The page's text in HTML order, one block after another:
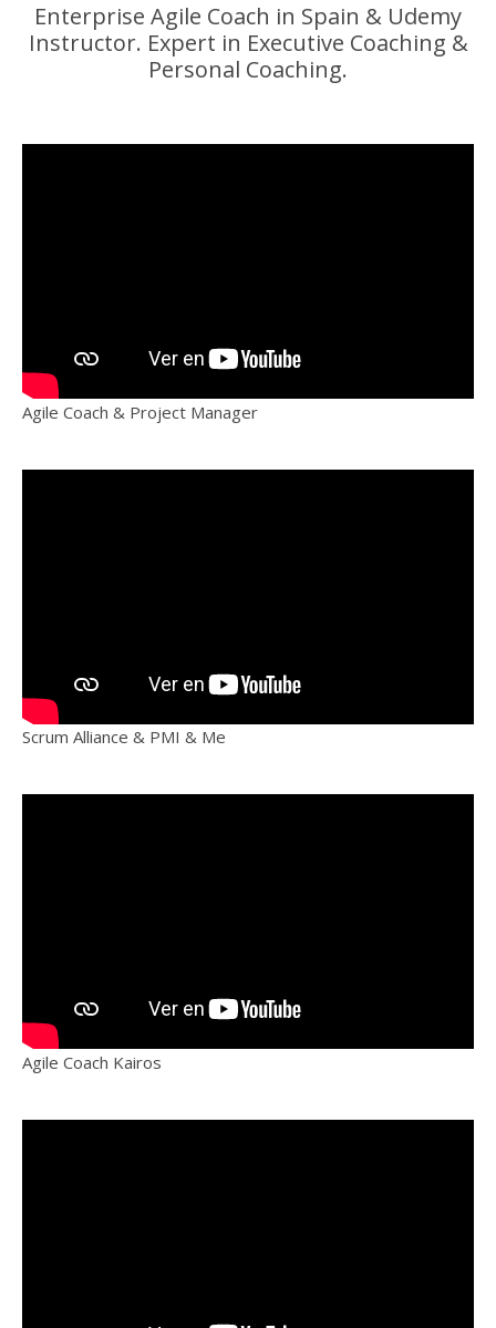
Enterprise Agile Coach in Spain & Udemy
Instructor. Expert in Executive Coaching &
Personal Coaching.
Agile Coach & Project Manager
Scrum Alliance & PMI & Me
Agile Coach Kairos